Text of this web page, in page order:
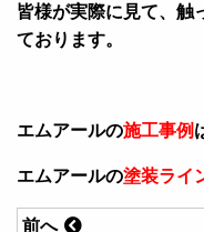
皆様が実際に見て、触
ております。
エムアールの施工事例
エムアールの塗装ライ
前へ